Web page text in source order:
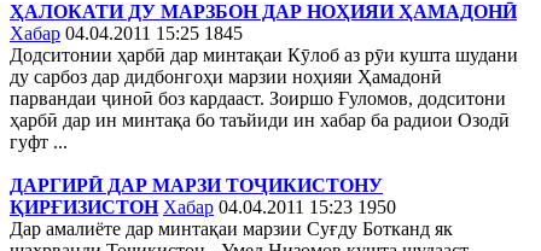
ҲАЛОКАТИ ДУ МАРЗБОН ДАР НОҲИЯИ ҲАМАДОНӢ
Хабар 04.04.2011 15:25 1845
Додситонии ҳарбӣ дар минтақаи Кӯлоб аз рӯи кушта шудани
ду сарбоз дар дидбонгоҳи марзии ноҳияи Ҳамадонӣ
парвандаи ҷиноӣ боз кардааст. Зоиршо Ғуломов, додситони
ҳарбӣ дар ин минтақа бо таъйиди ин хабар ба радиои Озодӣ
гуфт ...
ДАРГИРӢ ДАР МАРЗИ ТОҶИКИСТОНУ
ҚИРҒИЗИСТОН Хабар 04.04.2011 15:23 1950
Дар амалиёте дар минтақаи марзии Суғду Ботканд як